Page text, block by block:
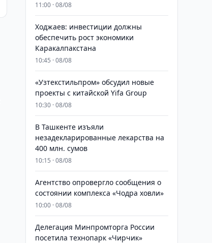
11:00 · 08/08
Ходжаев: инвестиции должны
обеспечить рост экономики
Каракалпакстана
10:45 · 08/08
«Узтекстильпром» обсудил новые
проекты с китайской Yifa Group
10:30 · 08/08
​​​​​​​В Ташкенте изъяли
незадекларированные лекарства на
400 млн. сумов
10:15 · 08/08
Агентство опровергло сообщения о
состоянии комплекса «Чодра ховли»
10:00 · 08/08
Делегация Минпромторга России
посетила технопарк «Чирчик»